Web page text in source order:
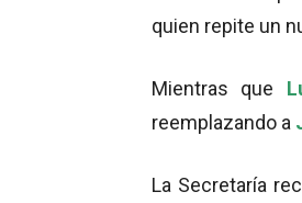
quien repite un
Mientras que
reemplazando a
La Secretaría